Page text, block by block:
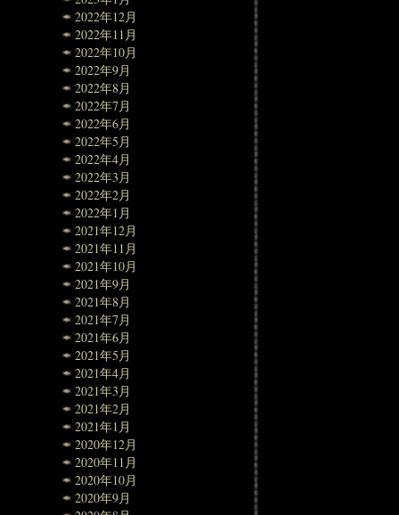
2022年12月
2022年11月
2022年10月
2022年9月
2022年8月
2022年7月
2022年6月
2022年5月
2022年4月
2022年3月
2022年2月
2022年1月
2021年12月
2021年11月
2021年10月
2021年9月
2021年8月
2021年7月
2021年6月
2021年5月
2021年4月
2021年3月
2021年2月
2021年1月
2020年12月
2020年11月
2020年10月
2020年9月